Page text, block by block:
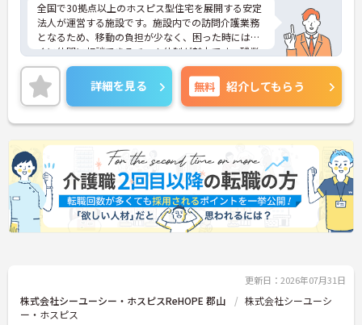
全国で30拠点以上のホスピス型住宅を展開する安定
法人が運営する施設です。施設内での訪問介護業務
となるため、移動の負担が少なく、困った時にはす
ぐに仲間に相談できるチーム体制が魅力です。残業
は全社平均残業月5時間程度と少なく、3日以上の連
続休暇で支援金が支給される独自の制度や、美容皮
膚科などの割引が受けられる福利厚生も充実してい
ます。ホスピスケアが初めてでも、充実した入社時
研修と資格取得支援制度を活用し、専門性を高めな
がらご自身のキャリアアップを目指すことができま
す。ご入居者さまの生きる喜びに寄り添いながらチ
ームで協力しながらより良いケアを提供したい方に
ぴったりの環境です。
★おすすめPOINT★
【給与・待遇の充実】
・マイカー通勤が可能で無料の駐車場を完備してい
ます
詳細を見る 無料 紹介してもらう
更新日：2026年07月31日
株式会社シーユーシー・ホスピスReHOPE 郡山
株式会社シーユーシ
ー・ホスピス